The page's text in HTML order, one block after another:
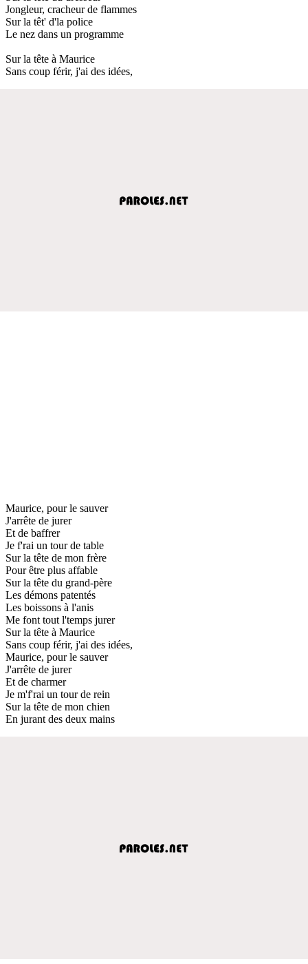
Jongleur, cracheur de flammes
Sur la têt' d'la police
Le nez dans un programme
Sur la tête à Maurice
Sans coup férir, j'ai des idées,
Maurice, pour le sauver
J'arrête de jurer
Et de baffrer
Je f'rai un tour de table
Sur la tête de mon frère
Pour être plus affable
Sur la tête du grand-père
Les démons patentés
Les boissons à l'anis
Me font tout l'temps jurer
Sur la tête à Maurice
Sans coup férir, j'ai des idées,
Maurice, pour le sauver
J'arrête de jurer
Et de charmer
Je m'f'rai un tour de rein
Sur la tête de mon chien
En jurant des deux mains